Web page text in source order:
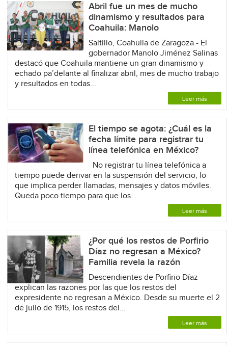
Abril fue un mes de mucho
dinamismo y resultados para
Coahuila: Manolo
Saltillo, Coahuila de Zaragoza.- El
gobernador Manolo Jiménez Salinas
destacó que Coahuila mantiene un gran dinamismo y
echado pa’delante al finalizar abril, mes de mucho trabajo
y resultados en todas...
Leer más
El tiempo se agota: ¿Cuál es la
fecha límite para registrar tu
línea telefónica en México?
No registrar tu línea telefónica a
tiempo puede derivar en la suspensión del servicio, lo
que implica perder llamadas, mensajes y datos móviles.
Queda poco tiempo para que los...
Leer más
¿Por qué los restos de Porfirio
Díaz no regresan a México?
Familia revela la razón
Descendientes de Porfirio Díaz
explican las razones por las que los restos del
expresidente no regresan a México. Desde su muerte el 2
de julio de 1915, los restos del...
Leer más